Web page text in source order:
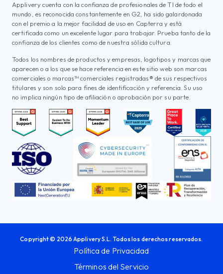
Applivery cuenta con la confianza de profesionales de TI de todo el
mundo, es reconocida constantemente en G2, ha sido galardonada
con el premio a la mejor facilidad de uso en Capterra y está
certificada como un excelente lugar para trabajar. Prueba tanto de la
confianza de los clientes como de nuestra sólida cultura.
Todos los nombres de productos y empresas, logotipos y marcas que
aparecen o a los que se hace referencia en este sitio web son marcas
comerciales o marcas™ comerciales registradas® de sus respectivos
titulares y son solo para fines de identificación y referencia. Su uso
no implica ningún tipo de afiliación o aprobación por su parte.
Copyright © 2026 Applivery S.L. Todos los derechos reservados.
Política de Privacidad
Términos del Servicio